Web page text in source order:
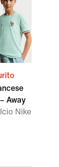
Away
Nike